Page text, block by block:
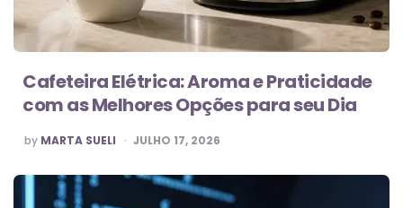
Cafeteira Elétrica: Aroma e Praticidade
com as Melhores Opções para seu Dia
POSTED
BY
by MARTA SUELI JULHO 17, 2026